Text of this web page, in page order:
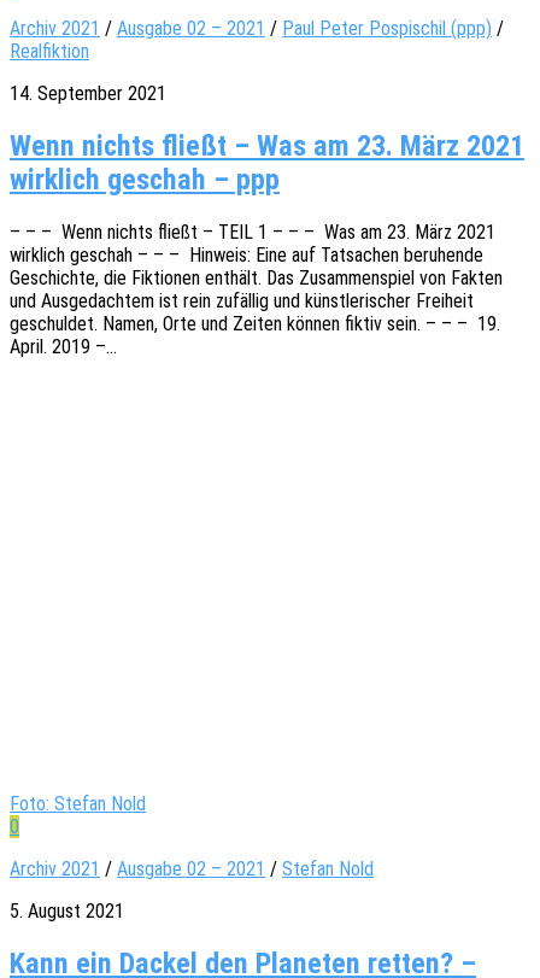
Archiv 2021 / Ausgabe 02 – 2021 / Paul Peter Pospischil (ppp) /
Realfiktion
14. September 2021
Wenn nichts fließt – Was am 23. März 2021
wirklich geschah – ppp
– – – Wenn nichts fließt – TEIL 1 – – – Was am 23. März 2021
wirk­lich geschah – – – Hinweis: Eine auf Tatsa­chen beru­hen­de
Geschich­te, die Fiktio­nen enthält. Das Zusam­men­spiel von Fakten
und Ausge­dach­tem ist rein zufäl­lig und künst­le­ri­scher Frei­heit
geschul­det. Namen, Orte und Zeiten können fiktiv sein. – – – 19.
April. 2019 –…
Foto: Stefan Nold
0
Archiv 2021 / Ausgabe 02 – 2021 / Stefan Nold
5. August 2021
Kann ein Dackel den Planeten retten? –